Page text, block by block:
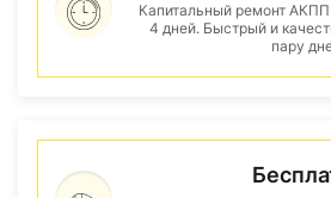
Капитальный ремонт АКПП
4 дней. Быстрый и
пару